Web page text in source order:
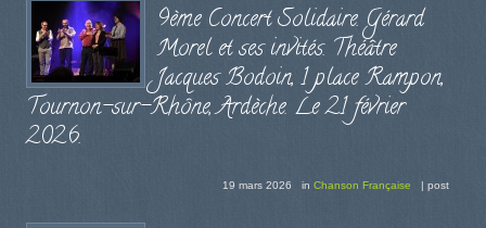
9ème Concert Solidaire. Gérard
Morel et ses invités. Théâtre
Jacques Bodoin, 1 place Rampon,
Tournon-sur-Rhône, Ardèche. Le 21 février
2026.
19 mars 2026 in Chanson Française | post